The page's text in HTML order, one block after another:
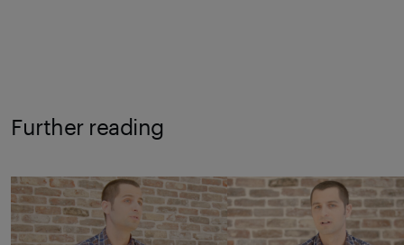
Further reading